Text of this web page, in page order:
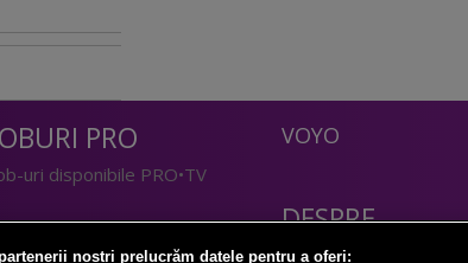
PRO
uri disponibile PRO•TV
VOYO
DESPRE
Politica Confidentialitate
noștri prelucrăm datele pentru a oferi: